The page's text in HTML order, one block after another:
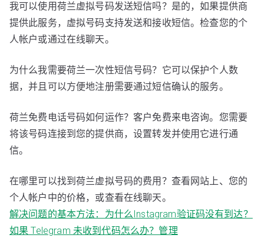
我可以使用荷兰虚拟号码发送短信吗？是的，如果提供商
提供此服务，虚拟号码支持发送和接收短信。检查您的个
人帐户或通过在线聊天。
为什么我需要荷兰一次性短信号码？它可以保护个人数
据，并且可以方便地注册需要通过短信确认的服务。
荷兰免费电话号码如何运作？客户免费来电咨询。您需要
将该号码连接到您的提供商，设置转发并使用它进行通
信。
在哪里可以找到荷兰虚拟号码的费用？查看网站上、您的
个人帐户中的价格，或查看在线聊天。
解决问题的基本方法：为什么Instagram验证码没有到达？
如果 Telegram 未收到代码怎么办？管理